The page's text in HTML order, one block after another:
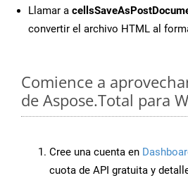
Llamar a
convertir el archivo HTML al
Comience a
de Aspose.Total para
Cree una cuenta en
cuota de API gratuita y